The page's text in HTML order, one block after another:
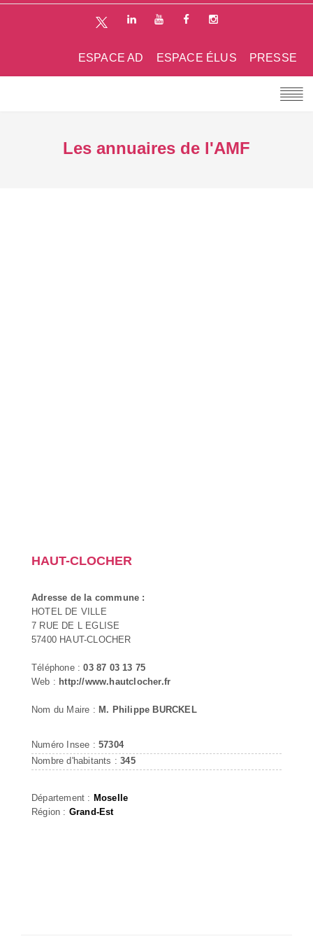
PRESSE
ESPACE ÉLUS
ESPACE AD
Les annuaires de l'AMF
HAUT-CLOCHER
Adresse de la commune :
HOTEL DE VILLE
7 RUE DE L EGLISE
57400 HAUT-CLOCHER
Téléphone :03 87 03 13 75
Web : http://www.hautclocher.fr
Nom du Maire : M. Philippe BURCKEL
Numéro Insee : 57304
Nombre d'habitants :345
Département : Moselle
Région : Grand-Est